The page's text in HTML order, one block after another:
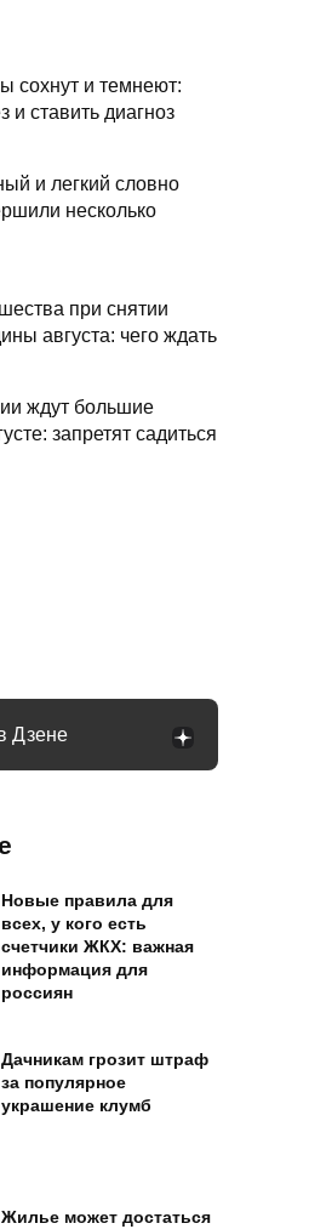
сохнут и темнеют:
и ставить диагноз
и легкий словно
несколько
при снятии
августа: чего ждать
ждут большие
запретят садиться
бурыми
причин много
рыхлые и не хотят
месяц после уборки:
Дзене
Новые правила для
всех, у кого есть
счетчики ЖКХ: важная
информация для
россиян
Дачникам грозит штраф
за популярное
украшение клумб
Жилье может достаться